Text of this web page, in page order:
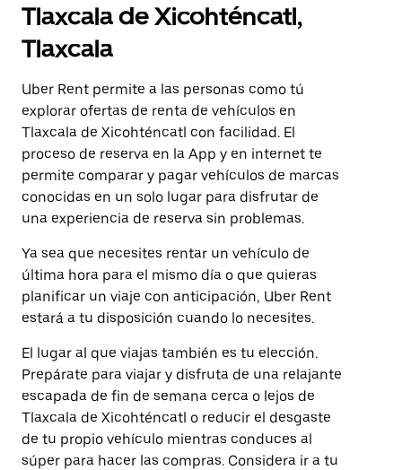
Tlaxcala de Xicohténcatl,
Tlaxcala
Uber Rent permite a las personas como tú
explorar ofertas de renta de vehículos en
Tlaxcala de Xicohténcatl con facilidad. El
proceso de reserva en la App y en internet te
permite comparar y pagar vehículos de marcas
conocidas en un solo lugar para disfrutar de
una experiencia de reserva sin problemas.
Ya sea que necesites rentar un vehículo de
última hora para el mismo día o que quieras
planificar un viaje con anticipación, Uber Rent
estará a tu disposición cuando lo necesites.
El lugar al que viajas también es tu elección.
Prepárate para viajar y disfruta de una relajante
escapada de fin de semana cerca o lejos de
Tlaxcala de Xicohténcatl o reducir el desgaste
de tu propio vehículo mientras conduces al
súper para hacer las compras. Considera ir a tu